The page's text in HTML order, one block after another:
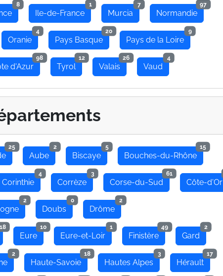
8
Ile-de-France
1
Murcia
7
Normandie
97
Oranie
4
Pays Basque
20
Pays de la Loire
9
d'Azur
98
Tyrol
12
Valais
26
Vaud
4
25
Aube
2
Biscaye
5
Bouches-du-Rhône
15
Corinthie
4
Corrèze
3
Corse-du-Sud
61
Côte-d'Or
2
Doubs
0
Drôme
2
18
Eure
10
Eure-et-Loir
1
Finistère
49
Gard
2
2
Haute-Savoie
18
Hautes Alpes
3
Hérault
17